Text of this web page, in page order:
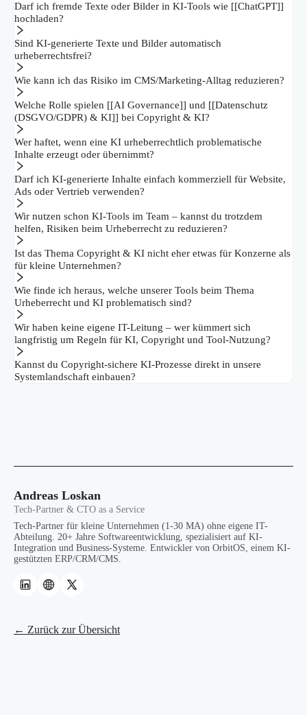
Darf ich fremde Texte oder Bilder in KI-Tools wie [[ChatGPT]]
hochladen?
Sind KI-generierte Texte und Bilder automatisch
urheberrechtsfrei?
Wie kann ich das Risiko im CMS/Marketing-Alltag reduzieren?
Welche Rolle spielen [[AI Governance]] und [[Datenschutz
(DSGVO/GDPR) & KI]] bei Copyright & KI?
Wer haftet, wenn eine KI urheberrechtlich problematische
Inhalte erzeugt oder übernimmt?
Darf ich KI-generierte Inhalte einfach kommerziell für Website,
Ads oder Vertrieb verwenden?
Wir nutzen schon KI-Tools im Team – kannst du trotzdem
helfen, Risiken beim Urheberrecht zu reduzieren?
Ist das Thema Copyright & KI nicht eher etwas für Konzerne als
für kleine Unternehmen?
Wie finde ich heraus, welche unserer Tools beim Thema
Urheberrecht und KI problematisch sind?
Wir haben keine eigene IT-Leitung – wer kümmert sich
langfristig um Regeln für KI, Copyright und Tool-Nutzung?
Kannst du Copyright-sichere KI-Prozesse direkt in unsere
Systemlandschaft einbauen?
Andreas Loskan
Tech-Partner & CTO as a Service
Tech-Partner für kleine Unternehmen (1-30 MA) ohne eigene IT-
Abteilung. 20+ Jahre Softwareentwicklung, spezialisiert auf KI-
Integration und Business-Systeme. Entwickler von OrbitOS, einem KI-
gestützten ERP/CRM/CMS.
← Zurück zur Übersicht